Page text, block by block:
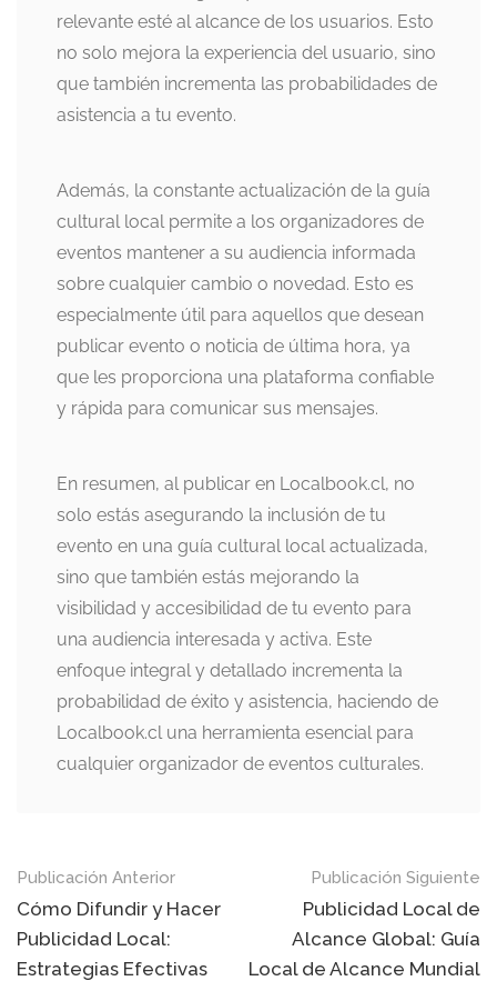
relevante esté al alcance de los usuarios. Esto
no solo mejora la experiencia del usuario, sino
que también incrementa las probabilidades de
asistencia a tu evento.
Además, la constante actualización de la guía
cultural local permite a los organizadores de
eventos mantener a su audiencia informada
sobre cualquier cambio o novedad. Esto es
especialmente útil para aquellos que desean
publicar evento o noticia de última hora, ya
que les proporciona una plataforma confiable
y rápida para comunicar sus mensajes.
En resumen, al publicar en Localbook.cl, no
solo estás asegurando la inclusión de tu
evento en una guía cultural local actualizada,
sino que también estás mejorando la
visibilidad y accesibilidad de tu evento para
una audiencia interesada y activa. Este
enfoque integral y detallado incrementa la
probabilidad de éxito y asistencia, haciendo de
Localbook.cl una herramienta esencial para
cualquier organizador de eventos culturales.
Navegación
de
publicaciones
Publicación Anterior
Cómo Difundir y Hacer
Publicidad Local:
Estrategias Efectivas
Publicación Siguiente
Publicidad Local de
Alcance Global: Guía
Local de Alcance Mundial